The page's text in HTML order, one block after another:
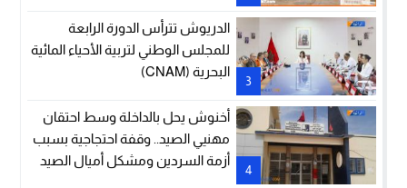
3
الدريوش تترأس الدورة الرابعة
للمجلس الوطني لتربية الأحياء المائية
البحرية (CNAM)
4
أخنوش يحل بالداخلة وسط احتقان
مهنيي الصيد.. وقفة احتجاجية بسبب
أزمة السردين ومشكل أميال الصيد